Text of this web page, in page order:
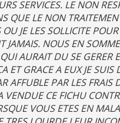
SERVICES. LE NON
QUE LE NON
OU JE LES SOLLICITE
JAMAIS. NOUS EN
AURAIT DU SE GERER
ET GRACE A EUX JE
AFFUBLE PAR LES
VENDUE CE FICHU
VOUS ETES EN